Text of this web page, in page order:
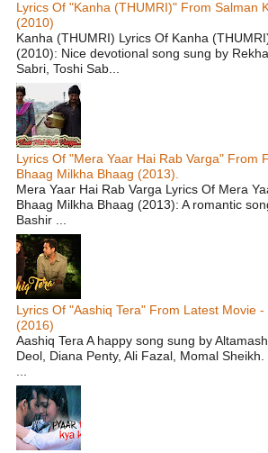
Lyrics Of "Kanha (THUMRI)" From Salman
(2010)
Kanha (THUMRI) Lyrics Of Kanha
(2010): Nice devotional song sung by
Sabri, Toshi Sab...
Lyrics Of "Mera Yaar Hai Rab Varga" From
Bhaag Milkha Bhaag (2013).
Mera Yaar Hai Rab Varga Lyrics Of Mera
Bhaag Milkha Bhaag (2013): A romantic
Bashir ...
Lyrics Of "Aashiq Tera" From Latest Movie
(2016)
Aashiq Tera A happy song sung by
Deol, Diana Penty, Ali Fazal, Momal